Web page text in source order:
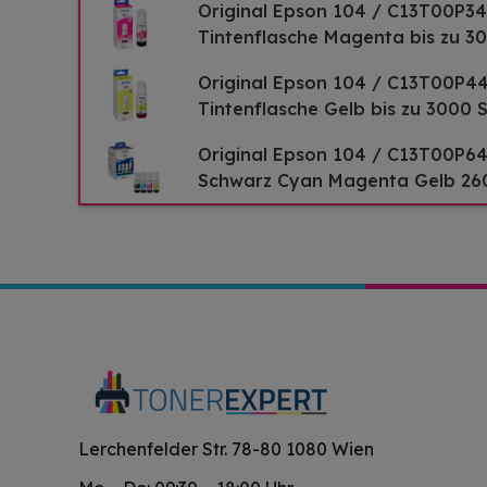
Original Epson 104 /
Tintenflasche Magenta bis zu
Original Epson 104 /
Tintenflasche Gelb bis zu 3000
Original Epson 104 /
Schwarz Cyan Magenta Gelb
Lerchenfelder Str. 78-80 1080 Wien